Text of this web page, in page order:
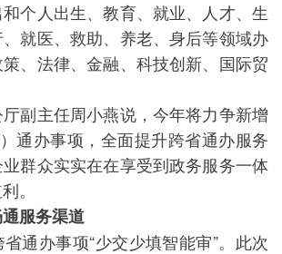
个人出生、教育、就业、人才、生
就医、救助、养老、身后等领域办
、法律、金融、科技创新、国际贸
主任周小燕说，今年将力争新增
通办事项，全面提升跨省通办服务
群众实实在在享受到政务服务一体
。
服务渠道
办事项“少交少填智能审”。此次